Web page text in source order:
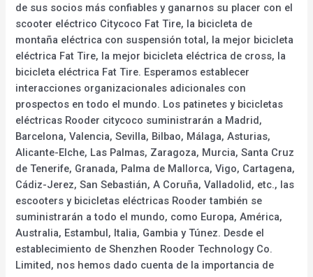
de sus socios más confiables y ganarnos su placer con el
scooter eléctrico Citycoco Fat Tire, la bicicleta de
montaña eléctrica con suspensión total, la mejor bicicleta
eléctrica Fat Tire, la mejor bicicleta eléctrica de cross, la
bicicleta eléctrica Fat Tire. Esperamos establecer
interacciones organizacionales adicionales con
prospectos en todo el mundo. Los patinetes y bicicletas
eléctricas Rooder citycoco suministrarán a Madrid,
Barcelona, Valencia, Sevilla, Bilbao, Málaga, Asturias,
Alicante-Elche, Las Palmas, Zaragoza, Murcia, Santa Cruz
de Tenerife, Granada, Palma de Mallorca, Vigo, Cartagena,
Cádiz-Jerez, San Sebastián, A Coruña, Valladolid, etc., las
escooters y bicicletas eléctricas Rooder también se
suministrarán a todo el mundo, como Europa, América,
Australia, Estambul, Italia, Gambia y Túnez. Desde el
establecimiento de Shenzhen Rooder Technology Co.
Limited, nos hemos dado cuenta de la importancia de